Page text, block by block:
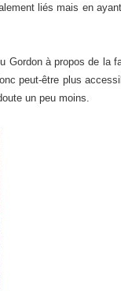
liés mais en
Gordon à propos de la
peut-être plus
un peu moins.